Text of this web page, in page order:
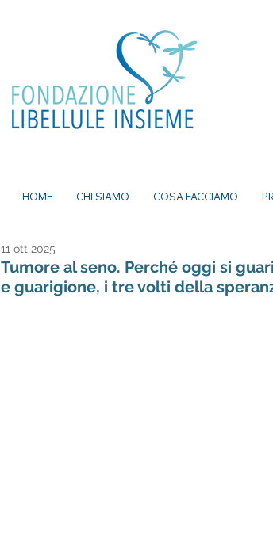
Tumore al seno. Perché oggi si
e guarigione, i tre volti della
11 ott 2025
HOME CHI SIAMO COSA FACCIAMO